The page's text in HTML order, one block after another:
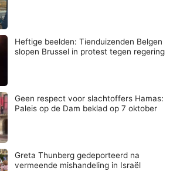
Heftige beelden: Tienduizenden Belgen
slopen Brussel in protest tegen regering
Geen respect voor slachtoffers Hamas:
Paleis op de Dam beklad op 7 oktober
Greta Thunberg gedeporteerd na
vermeende mishandeling in Israël